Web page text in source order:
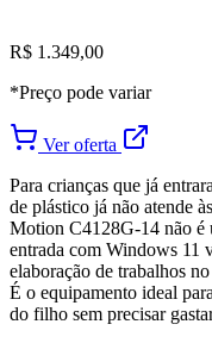
R$ 1.349,00
*Preço pode variar
Ver oferta
Para crianças que já
de plástico já não atende
Motion C4128G-14 não é
entrada com Windows 11
elaboração de trabalhos
É o equipamento ideal
do filho sem precisar